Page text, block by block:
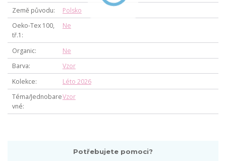
Země původu
Polsko
Oeko-Tex 100,
tř.1
Ne
Organic
Ne
Barva
Vzor
Kolekce
Léto 2026
Téma/Jednobare
vné
Vzor
Potřebujete pomoci?